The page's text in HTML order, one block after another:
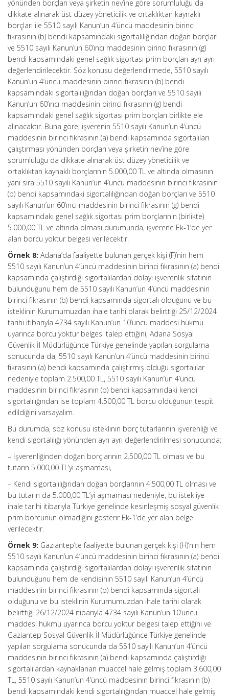
yönünden borçları veya şirketin nev’ine göre sorumluluğu da
dikkate alınarak üst düzey yöneticilik ve ortaklıktan kaynaklı
borçları ile 5510 sayılı Kanun’un 4’üncü maddesinin birinci
fıkrasının (b) bendi kapsamındaki sigortalılığından doğan borçları
ve 5510 sayılı Kanun’un 60’ıncı maddesinin birinci fıkrasının (g)
bendi kapsamındaki genel sağlık sigortası prim borçları ayrı ayrı
değerlendirilecektir. Söz konusu değerlendirmede, 5510 sayılı
Kanun’un 4’üncü maddesinin birinci fıkrasının (b) bendi
kapsamındaki sigortalılığından doğan borçları ve 5510 sayılı
Kanun’un 60’ıncı maddesinin birinci fıkrasının (g) bendi
kapsamındaki genel sağlık sigortası prim borçları birlikte ele
alınacaktır. Buna göre; işverenin 5510 sayılı Kanun’un 4’üncü
maddesinin birinci fıkrasının (a) bendi kapsamında sigortalıları
çalıştırması yönünden borçları veya şirketin nev’ine göre
sorumluluğu da dikkate alınarak üst düzey yöneticilik ve
ortaklıktan kaynaklı borçlarının 5.000,00 TL ve altında olmasının
yanı sıra 5510 sayılı Kanun’un 4’üncü maddesinin birinci fıkrasının
(b) bendi kapsamındaki sigortalılığından doğan borçları ve 5510
sayılı Kanun’un 60’ıncı maddesinin birinci fıkrasının (g) bendi
kapsamındaki genel sağlık sigortası prim borçlarının (birlikte)
5.000,00 TL ve altında olması durumunda, işverene Ek-1’de yer
alan borcu yoktur belgesi verilecektir.
Örnek 8: Adana’da faaliyette bulunan gerçek kişi (F)’nin hem
5510 sayılı Kanun’un 4’üncü maddesinin birinci fıkrasının (a) bendi
kapsamında çalıştırdığı sigortalılardan dolayı işverenlik sıfatının
bulunduğunu hem de 5510 sayılı Kanun’un 4’üncü maddesinin
birinci fıkrasının (b) bendi kapsamında sigortalı olduğunu ve bu
isteklinin Kurumumuzdan ihale tarihi olarak belirttiği 25/12/2024
tarihi itibarıyla 4734 sayılı Kanun’un 10’uncu maddesi hükmü
uyarınca borcu yoktur belgesi talep ettiğini, Adana Sosyal
Güvenlik İl Müdürlüğünce Türkiye genelinde yapılan sorgulama
sonucunda da, 5510 sayılı Kanun’un 4’üncü maddesinin birinci
fıkrasının (a) bendi kapsamında çalıştırmış olduğu sigortalılar
nedeniyle toplam 2.500,00 TL, 5510 sayılı Kanun’un 4’üncü
maddesinin birinci fıkrasının (b) bendi kapsamındaki kendi
sigortalılığından ise toplam 4.500,00 TL borcu olduğunun tespit
edildiğini varsayalım.
Bu durumda, söz konusu isteklinin borç tutarlarının işverenliği ve
kendi sigortalılığı yönünden ayrı ayrı değerlendirilmesi sonucunda;
– İşverenliğinden doğan borçlarının 2.500,00 TL olması ve bu
tutarın 5.000,00 TL’yi aşmaması,
– Kendi sigortalılığından doğan borçlarının 4.500,00 TL olması ve
bu tutarın da 5.000,00 TL’yi aşmaması nedeniyle, bu istekliye
ihale tarihi itibarıyla Türkiye genelinde kesinleşmiş sosyal güvenlik
prim borcunun olmadığını gösterir Ek-1’de yer alan belge
verilecektir.
Örnek 9: Gaziantep’te faaliyette bulunan gerçek kişi (H)’nin hem
5510 sayılı Kanun’un 4’üncü maddesinin birinci fıkrasının (a) bendi
kapsamında çalıştırdığı sigortalılardan dolayı işverenlik sıfatının
bulunduğunu hem de kendisinin 5510 sayılı Kanun’un 4’üncü
maddesinin birinci fıkrasının (b) bendi kapsamında sigortalı
olduğunu ve bu isteklinin Kurumumuzdan ihale tarihi olarak
belirttiği 26/12/2024 itibarıyla 4734 sayılı Kanun’un 10’uncu
maddesi hükmü uyarınca borcu yoktur belgesi talep ettiğini ve
Gaziantep Sosyal Güvenlik İl Müdürlüğünce Türkiye genelinde
yapılan sorgulama sonucunda da 5510 sayılı Kanun’un 4’üncü
maddesinin birinci fıkrasının (a) bendi kapsamında çalıştırdığı
sigortalılardan kaynaklanan muaccel hale gelmiş toplam 3.600,00
TL, 5510 sayılı Kanun’un 4’üncü maddesinin birinci fıkrasının (b)
bendi kapsamındaki kendi sigortalılığından muaccel hale gelmiş